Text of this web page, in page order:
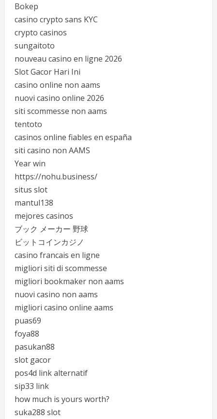
Bokep
casino crypto sans KYC
crypto casinos
sungaitoto
nouveau casino en ligne 2026
Slot Gacor Hari Ini
casino online non aams
nuovi casino online 2026
siti scommesse non aams
tentoto
casinos online fiables en españa
siti casino non AAMS
Year win
https://nohu.business/
situs slot
mantul138
mejores casinos
ブック メーカー 野球
ビットコインカジノ
casino francais en ligne
migliori siti di scommesse
migliori bookmaker non aams
nuovi casino non aams
migliori casino online aams
puas69
foya88
pasukan88
slot gacor
pos4d link alternatif
sip33 link
how much is yours worth?
suka288 slot